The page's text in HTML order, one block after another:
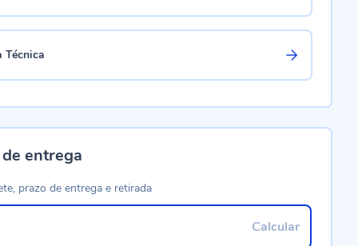
Técnica
entrega
prazo de entrega e retirada
Calcular